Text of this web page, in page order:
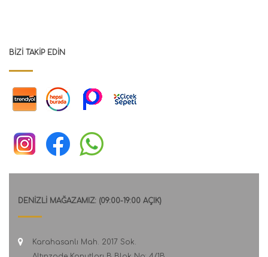
BIZI TAKIP EDIN
DENİZLİ MAĞAZAMIZ: (09:00-19:00 AÇIK)
Karahasanlı Mah. 2017 Sok.